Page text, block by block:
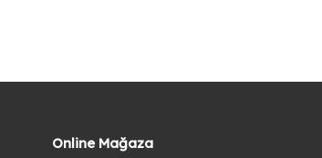
Online Mağaza